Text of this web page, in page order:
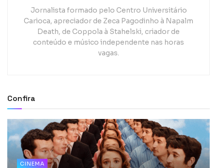
Jornalista formado pelo Centro Universitário
Carioca, apreciador de Zeca Pagodinho à Napalm
Death, de Coppola à Stahelski, criador de
conteúdo e músico independente nas horas
vagas.
Confira
CINEMA